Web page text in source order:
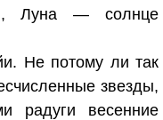
Луна — солнце
Не потому ли так
звезды,
радуги весенние